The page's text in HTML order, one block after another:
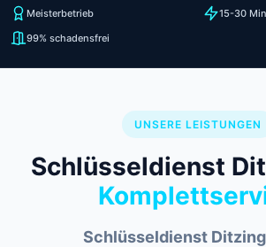
Meisterbetrieb
15-30
99% schadensfrei
UNSERE LEISTUNGEN
Schlüsseldienst
Schlüsseldienst